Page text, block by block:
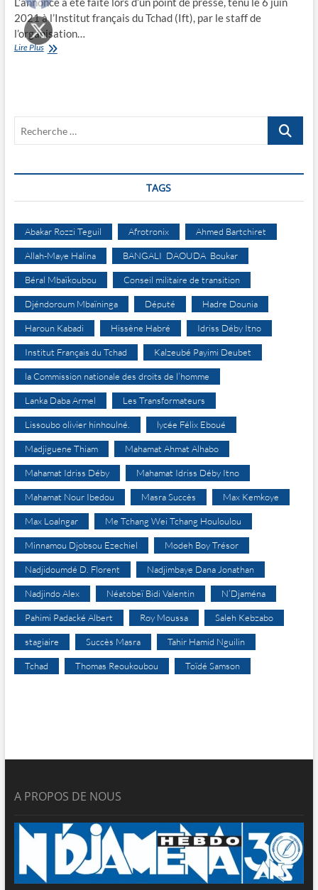
2021 à l’Institut français du Tchad (Ift), par le staff de
l’organisation…
Lire PlusLe
septembre
Recherche
TAGS
Abakar Rozzi Teguil Afrotronix Ahmed Bartchiret
Allah-Maye Halina BANGALI DAOUDA Boukar
Béral Mbaïkoubou Conseil militaire de transition
Djéndoroum Mbaïninga Député Hadre Dounia
Haroun Kabadi Hissène Habré Idriss Déby Itno
Institut Français du Tchad Kalzeubé Payimi Deubet
la Commission nationale des droits de l’homme
Lanka Daba Armel Les Transformateurs
Lissoubo olivier hinhoulné. lycée Félix Eboué
Madjiguene Thiam Mahamat Ahmat Alhabo
Mahamat Idriss Déby Mahamat Idriss Déby Itno
Mahamat Nour Ibedou Masra Succès Max Kemkoye
Max Loalngar Me Tchang Wei Tchang Houloulou
Minnamou Djobsou Ezechiel Modeh Boy Trésor
Nadjidoumdé D. Florent Nadjimbaye Dana Jonathan
Nadjindo Alex Néatobeï Bidi Valentin N’Djaména
Pahimi Padacké Albert Roy Moussa Saleh Kebzabo
stagiaire Succès Masra Tahir Hamid Nguilin
Tchad Thomas Reoukoubou Toïdé Samson
A PROPOS DE NOUS